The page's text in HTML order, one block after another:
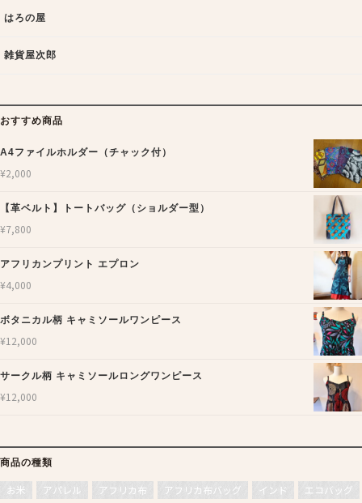
はろの屋
雑貨屋次郎
おすすめ商品
A4ファイルホルダー（チャック付）
¥2,000
【革ベルト】トートバッグ（ショルダー型）
¥7,800
アフリカンプリント エプロン
¥4,000
ボタニカル柄 キャミソールワンピース
¥12,000
サークル柄 キャミソールロングワンピース
¥12,000
商品の種類
お米 アパレル アフリカ布 アフリカ布バッグ インド
エコバッグ